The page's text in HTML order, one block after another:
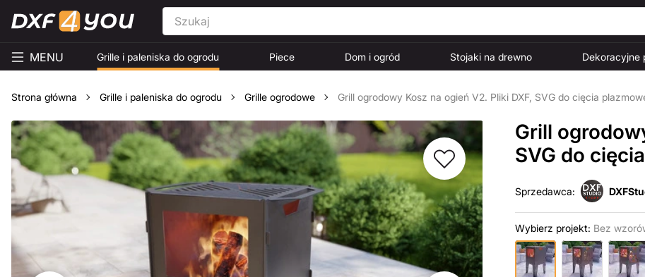
MENU Grille i paleniska do ogrodu Piece Dom i ogród Stojaki na drewno Dekoracyjne
Strona główna Grille i paleniska do ogrodu Grille ogrodowe Grill ogrodowy Kosz na ogień V2. Pliki DXF, SVG do cięcia
Grill
SVG do
Sprzedawca:
Wybierz projekt: Bez